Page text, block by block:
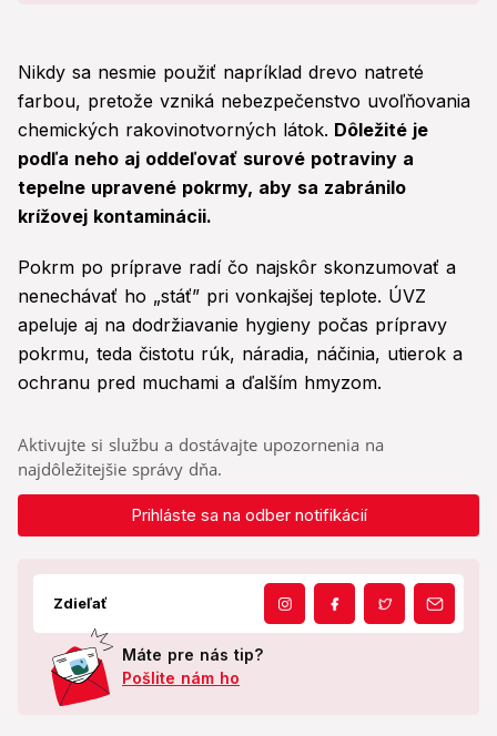
Nikdy sa nesmie použiť napríklad drevo natreté
farbou, pretože vzniká nebezpečenstvo uvoľňovania
chemických rakovinotvorných látok. Dôležité je
podľa neho aj oddeľovať surové potraviny a
tepelne upravené pokrmy, aby sa zabránilo
krížovej kontaminácii.
Pokrm po príprave radí čo najskôr skonzumovať a
nenechávať ho „stáť” pri vonkajšej teplote. ÚVZ
apeluje aj na dodržiavanie hygieny počas prípravy
pokrmu, teda čistotu rúk, náradia, náčinia, utierok a
ochranu pred muchami a ďalším hmyzom.
Aktivujte si službu a dostávajte upozornenia na
najdôležitejšie správy dňa.
Prihláste sa na odber notifikácií
Zdieľať
Máte pre nás tip?
Pošlite nám ho